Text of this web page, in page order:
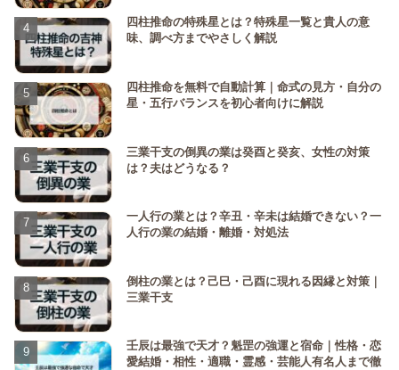
四柱推命の特殊星とは？特殊星一覧と貴人の意
味、調べ方までやさしく解説
四柱推命を無料で自動計算｜命式の見方・自分の
星・五行バランスを初心者向けに解説
三業干支の倒異の業は癸酉と癸亥、女性の対策
は？夫はどうなる？
一人行の業とは？辛丑・辛未は結婚できない？一
人行の業の結婚・離婚・対処法
倒柱の業とは？己巳・己酉に現れる因縁と対策｜
三業干支
壬辰は最強で天才？魁罡の強運と宿命｜性格・恋
愛結婚・相性・適職・霊感・芸能人有名人まで徹